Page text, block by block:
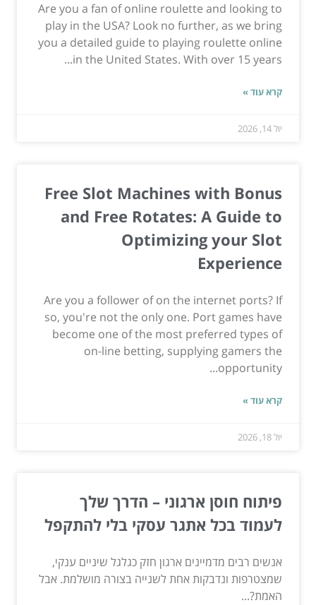
Are you a fan of online roulette and looking to
play in the USA? Look no further, as we bring
you a detailed guide to playing roulette online
in the United States. With over 15 years...
קרא עוד »
יול 14, 2026
Free Slot Machines with Bonus
and Free Rotates: A Guide to
Optimizing your Slot
Experience
Are you a follower of on the internet ports? If
so, you're not the only one. Port games have
become one of the most preferred types of
on-line betting, supplying gamers the
opportunity...
קרא עוד »
יול 18, 2026
פיתוח חוסן ארגוני – הדרך שלך
לעמוד בכל אתגר עסקי בלי להתקפל
אנשים רבים מדמיינים ארגון חזק כגלגל שיניים ענקי,
שמצטרפות ונדבקות אחת לשנייה בצורה מושלמת. אבל
האמת?...